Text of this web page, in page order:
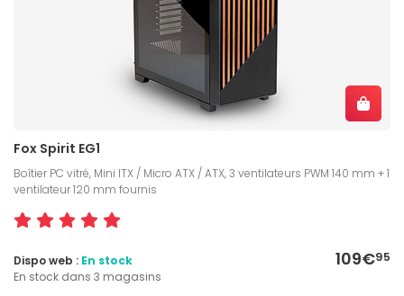
Fox Spirit EG1
Boîtier PC vitré, Mini ITX / Micro ATX / ATX, 3 ventilateurs PWM 140 mm + 1
ventilateur 120 mm fournis
109€95
Dispo web : En stock
En stock dans 3 magasins